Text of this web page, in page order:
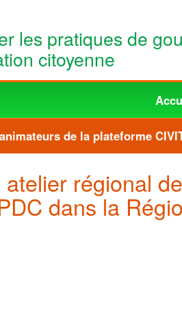
les pratiques de
citoyenne
de la plateforme
atelier régional
dans la